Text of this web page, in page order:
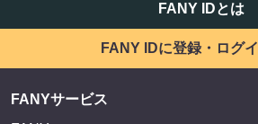
FANY IDとは
FANY IDに登録・ログ
FANYサービス